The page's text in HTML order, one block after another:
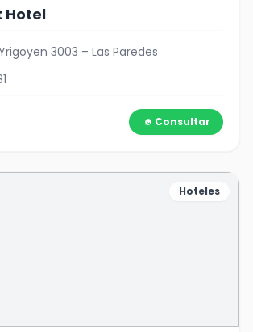
Hotel
3003 – Las Paredes
Consultar
Hoteles